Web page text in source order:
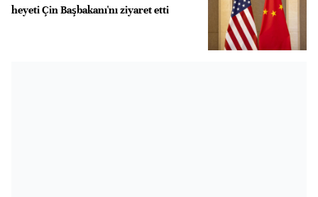
heyeti Çin Başbakanı'nı ziyaret etti